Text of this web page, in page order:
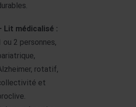
Lit médicalisé :
ou 2 personnes,
rotatif,
et